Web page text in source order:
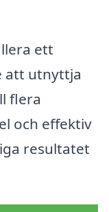
ett
att utnyttja
flera
och effektiv
resultatet